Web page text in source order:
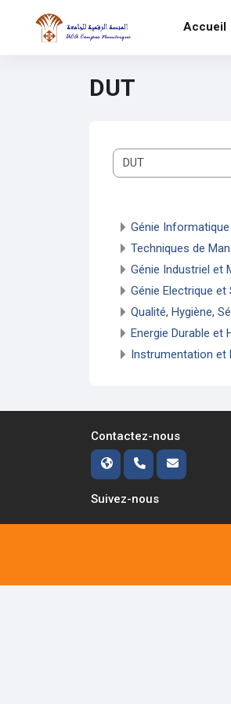
Accueil
DUT
Catégories de cours
Génie Informatique
Techniques de
Génie Industriel et
Génie Electrique
Qualité, Hygiène,
Energie Durable et
Instrumentation et
Contactez-nous
Suivez-nous